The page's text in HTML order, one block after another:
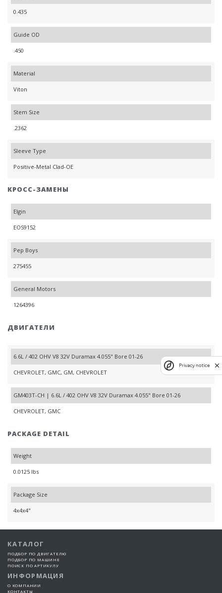
0.435
Guide OD
.450
Material
Viton
Stem Size
.2362
Sleeve Type
Positive-Metal Clad-OE
КРОСС-ЗАМЕНЫ
Elgin
EOS9152
Pep Boys
275455
General Motors
1264396
ДВИГАТЕЛИ
6.6L / 402 OHV V8 32V Duramax 4.055" Bore 01-26
CHEVROLET, GMC, GM, CHEVROLET
GM403T-CH | 6.6L / 402 OHV V8 32V Duramax 4.055" Bore 01-26
CHEVROLET, GMC
PACKAGE DETAIL
Weight
0.0125 lbs
Package Size
4x4x4"
КАТАЛОГ
ПОДБОР ПО ДВИГАТЕЛЮ
ПОДБОР ПО МАШИНЕ
ПОИСК ПО АРТИКУЛУ
ИНФОРМАЦИЯ
О КОМПАНИИ
КОНТАКТЫ
Privacy notice